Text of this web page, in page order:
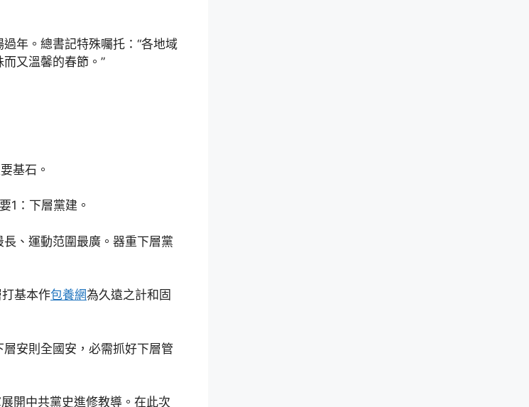
年。總書記特殊囑托：“各地域
又溫馨的春節。”
基石。
：下層黨建。
長、運動范圍最廣。器重下層黨
基本作包養網為久遠之計和固
安則全國安，必需抓好下層管
開中共黨史進修教導。在此次